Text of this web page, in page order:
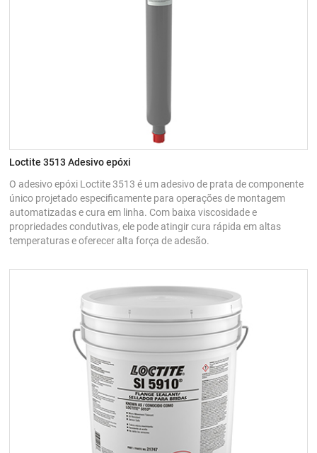
Loctite 3513 Adesivo epóxi
O adesivo epóxi Loctite 3513 é um adesivo de prata de componente
único projetado especificamente para operações de montagem
automatizadas e cura em linha. Com baixa viscosidade e
propriedades condutivas, ele pode atingir cura rápida em altas
temperaturas e oferecer alta força de adesão.